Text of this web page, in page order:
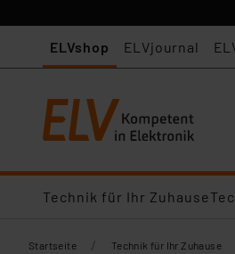
ELVshop ELVjournal
Technik für Ihr Zuhause
Startseite / Technik für Ihr Zuhause